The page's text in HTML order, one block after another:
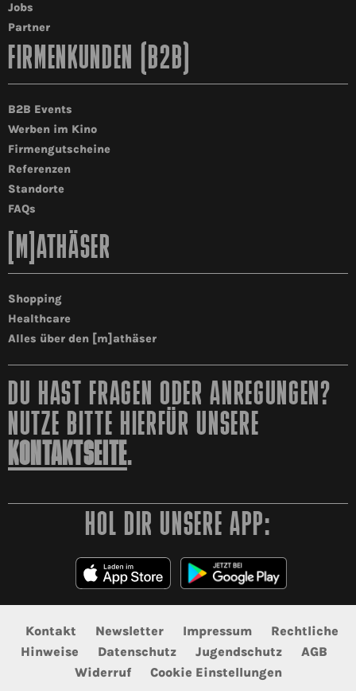
Jobs
Partner
FIRMENKUNDEN (B2B)
B2B Events
Werben im Kino
Firmengutscheine
Referenzen
Standorte
FAQs
[M]ATHÄSER
Shopping
Healthcare
Alles über den [m]athäser
DU HAST FRAGEN ODER ANREGUNGEN?
NUTZE BITTE HIERFÜR UNSERE
KONTAKTSEITE.
HOL DIR UNSERE APP:
Kontakt Newsletter Impressum
Rechtliche
Hinweise
Datenschutz Jugendschutz
AGB
Widerruf
Cookie Einstellungen